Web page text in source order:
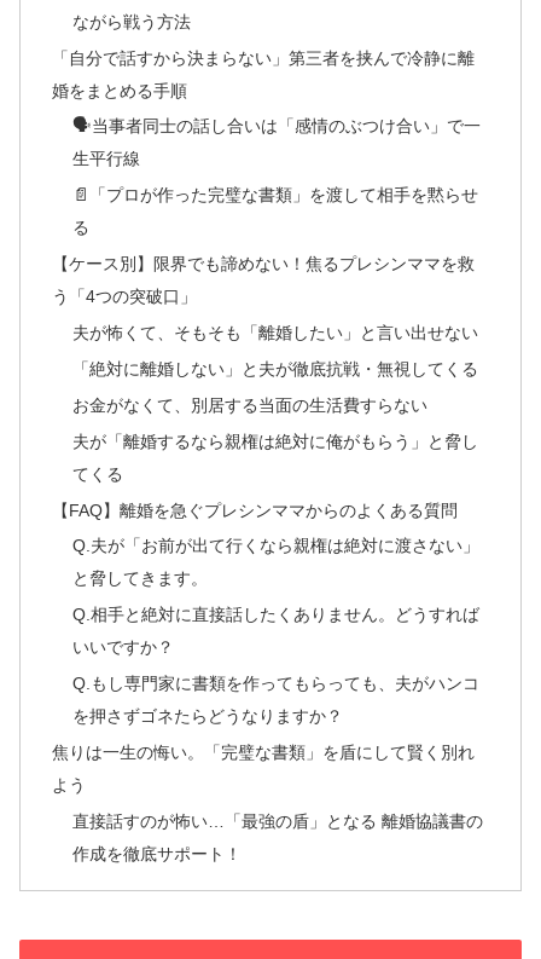
ながら戦う方法
「自分で話すから決まらない」第三者を挟んで冷静に離
婚をまとめる手順
🗣️当事者同士の話し合いは「感情のぶつけ合い」で一
生平行線
📄「プロが作った完璧な書類」を渡して相手を黙らせ
る
【ケース別】限界でも諦めない！焦るプレシンママを救
う「4つの突破口」
夫が怖くて、そもそも「離婚したい」と言い出せない
「絶対に離婚しない」と夫が徹底抗戦・無視してくる
お金がなくて、別居する当面の生活費すらない
夫が「離婚するなら親権は絶対に俺がもらう」と脅し
てくる
【FAQ】離婚を急ぐプレシンママからのよくある質問
Q.夫が「お前が出て行くなら親権は絶対に渡さない」
と脅してきます。
Q.相手と絶対に直接話したくありません。どうすれば
いいですか？
Q.もし専門家に書類を作ってもらっても、夫がハンコ
を押さずゴネたらどうなりますか？
焦りは一生の悔い。「完璧な書類」を盾にして賢く別れ
よう
直接話すのが怖い…「最強の盾」となる 離婚協議書の
作成を徹底サポート！